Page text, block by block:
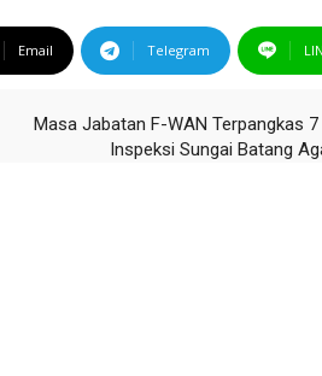
Email Telegram
Masa Jabatan F-WAN Terpangkas
Inspeksi Sungai Batang